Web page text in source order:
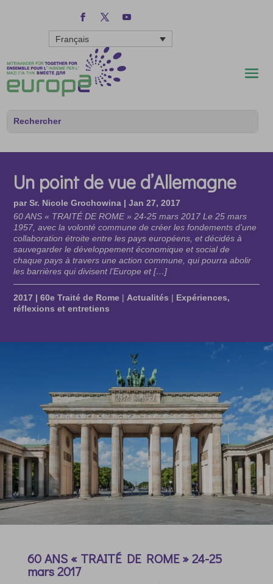
Français
Un point de vue d’Allemagne
parSr. Nicole Grochowina |Jan 27, 2017
60 ANS « TRAITÉ DE ROME » 24-25 mars 2017 Le 25 mars
1957, avec la volonté commune de créer les fondements d’une
collaboration étroite entre les pays européens, et décidés à
sauvegarder le développement économique et social de
chaque pays à travers une action commune, qui pourra abolir
les barrières qui divisent l’Europe et […]
2017 | 60e Traité de Rome | Actualités | Expériences,
réflexions et entretiens
60 ANS « TRAITÉ DE ROME » 24-25
mars 2017